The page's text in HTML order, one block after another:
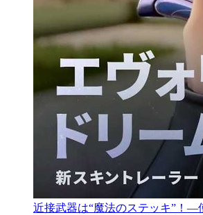
近接武器は“魔法のステッキ”！―